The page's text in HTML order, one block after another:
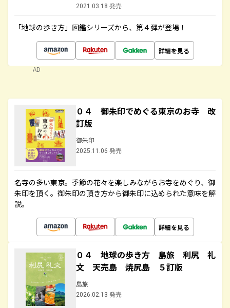
2021.03.18 発売
「地球の歩き方」図鑑シリーズから、第４弾が登場！
詳細を見る
AD
０４ 御朱印でめぐる東京のお寺 改
訂版
御朱印
2025.11.06 発売
名寺の多い東京。季節の花々を楽しみながらお寺をめぐり、御
朱印を頂く。御朱印の頂き方から御朱印に込められた意味を解
説。
詳細を見る
０４ 地球の歩き方 島旅 利尻 礼
文 天売島 焼尻島 ５訂版
島旅
2026.02.13 発売